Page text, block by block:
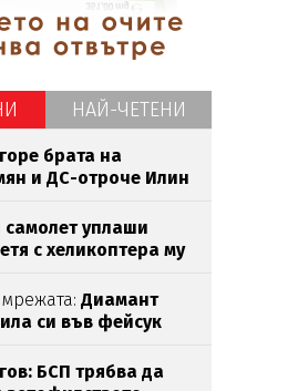
НАЙ-ЧЕТЕНИ
брата на
и ДС-отроче Илин
самолет уплаши
с хеликоптера му
мрежата: Диамант
си във фейсук
БСП трябва да